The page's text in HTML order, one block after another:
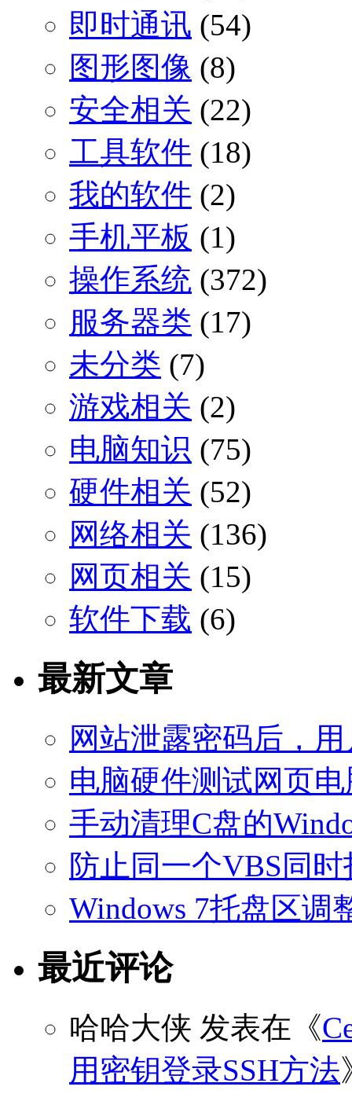
即时通讯 (54)
图形图像 (8)
安全相关 (22)
工具软件 (18)
我的软件 (2)
手机平板 (1)
操作系统 (372)
服务器类 (17)
未分类 (7)
游戏相关 (2)
电脑知识 (75)
硬件相关 (52)
网络相关 (136)
网页相关 (15)
软件下载 (6)
最新文章
网站泄露密码后，
电脑硬件测试网页
手动清理C盘的
防止同一个VBS同
Windows 7托盘区调
最近评论
哈哈大侠 发表在《
用密钥登录SSH方法